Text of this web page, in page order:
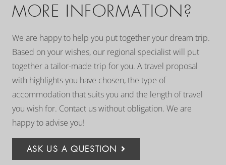
MORE INFORMATION?
We are happy to help you put together your dream trip.
Based on your wishes, our regional specialist will put
together a tailor-made trip for you. A travel proposal
with highlights you have chosen, the type of
accommodation that suits you and the length of travel
you wish for. Contact us without obligation. We are
happy to advise you!
ASK US A QUESTION